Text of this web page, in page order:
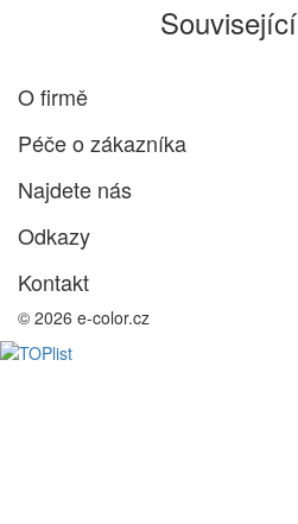
O firmě
Péče o zákazníka
Najdete nás
Odkazy
Kontakt
© 2026 e-color.cz